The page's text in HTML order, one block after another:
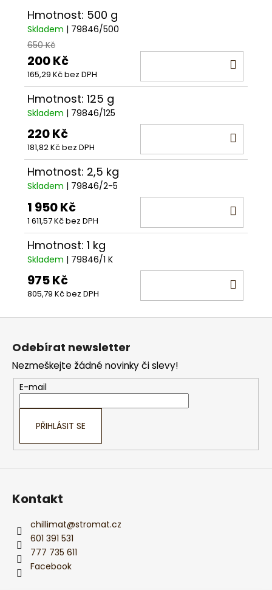
Hmotnost: 500 g
Skladem | 79846/500
650 Kč
200 Kč
165,29 Kč bez DPH
Hmotnost: 125 g
Skladem | 79846/125
220 Kč
181,82 Kč bez DPH
Hmotnost: 2,5 kg
Skladem | 79846/2-5
1 950 Kč
1 611,57 Kč bez DPH
Hmotnost: 1 kg
Skladem | 79846/1 K
975 Kč
805,79 Kč bez DPH
Odebírat newsletter
Nezmeškejte žádné novinky či slevy!
E-mail
PŘIHLÁSIT SE
Kontakt
chillimat@stromat.cz
601 391 531
777 735 611
Facebook